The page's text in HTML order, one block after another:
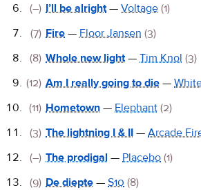
(–) I’ll be alright— Voltage (1)
(7) Fire — Floor Jansen (3)
(8) Whole new light— Tim Knol (3)
(12) Am I really going to die —
(11) Hometown — Elephant (2)
(3) The lightning I & II — Arcade
(–) The prodigal — Placebo (1)
(9) De diepte — S10 (8)